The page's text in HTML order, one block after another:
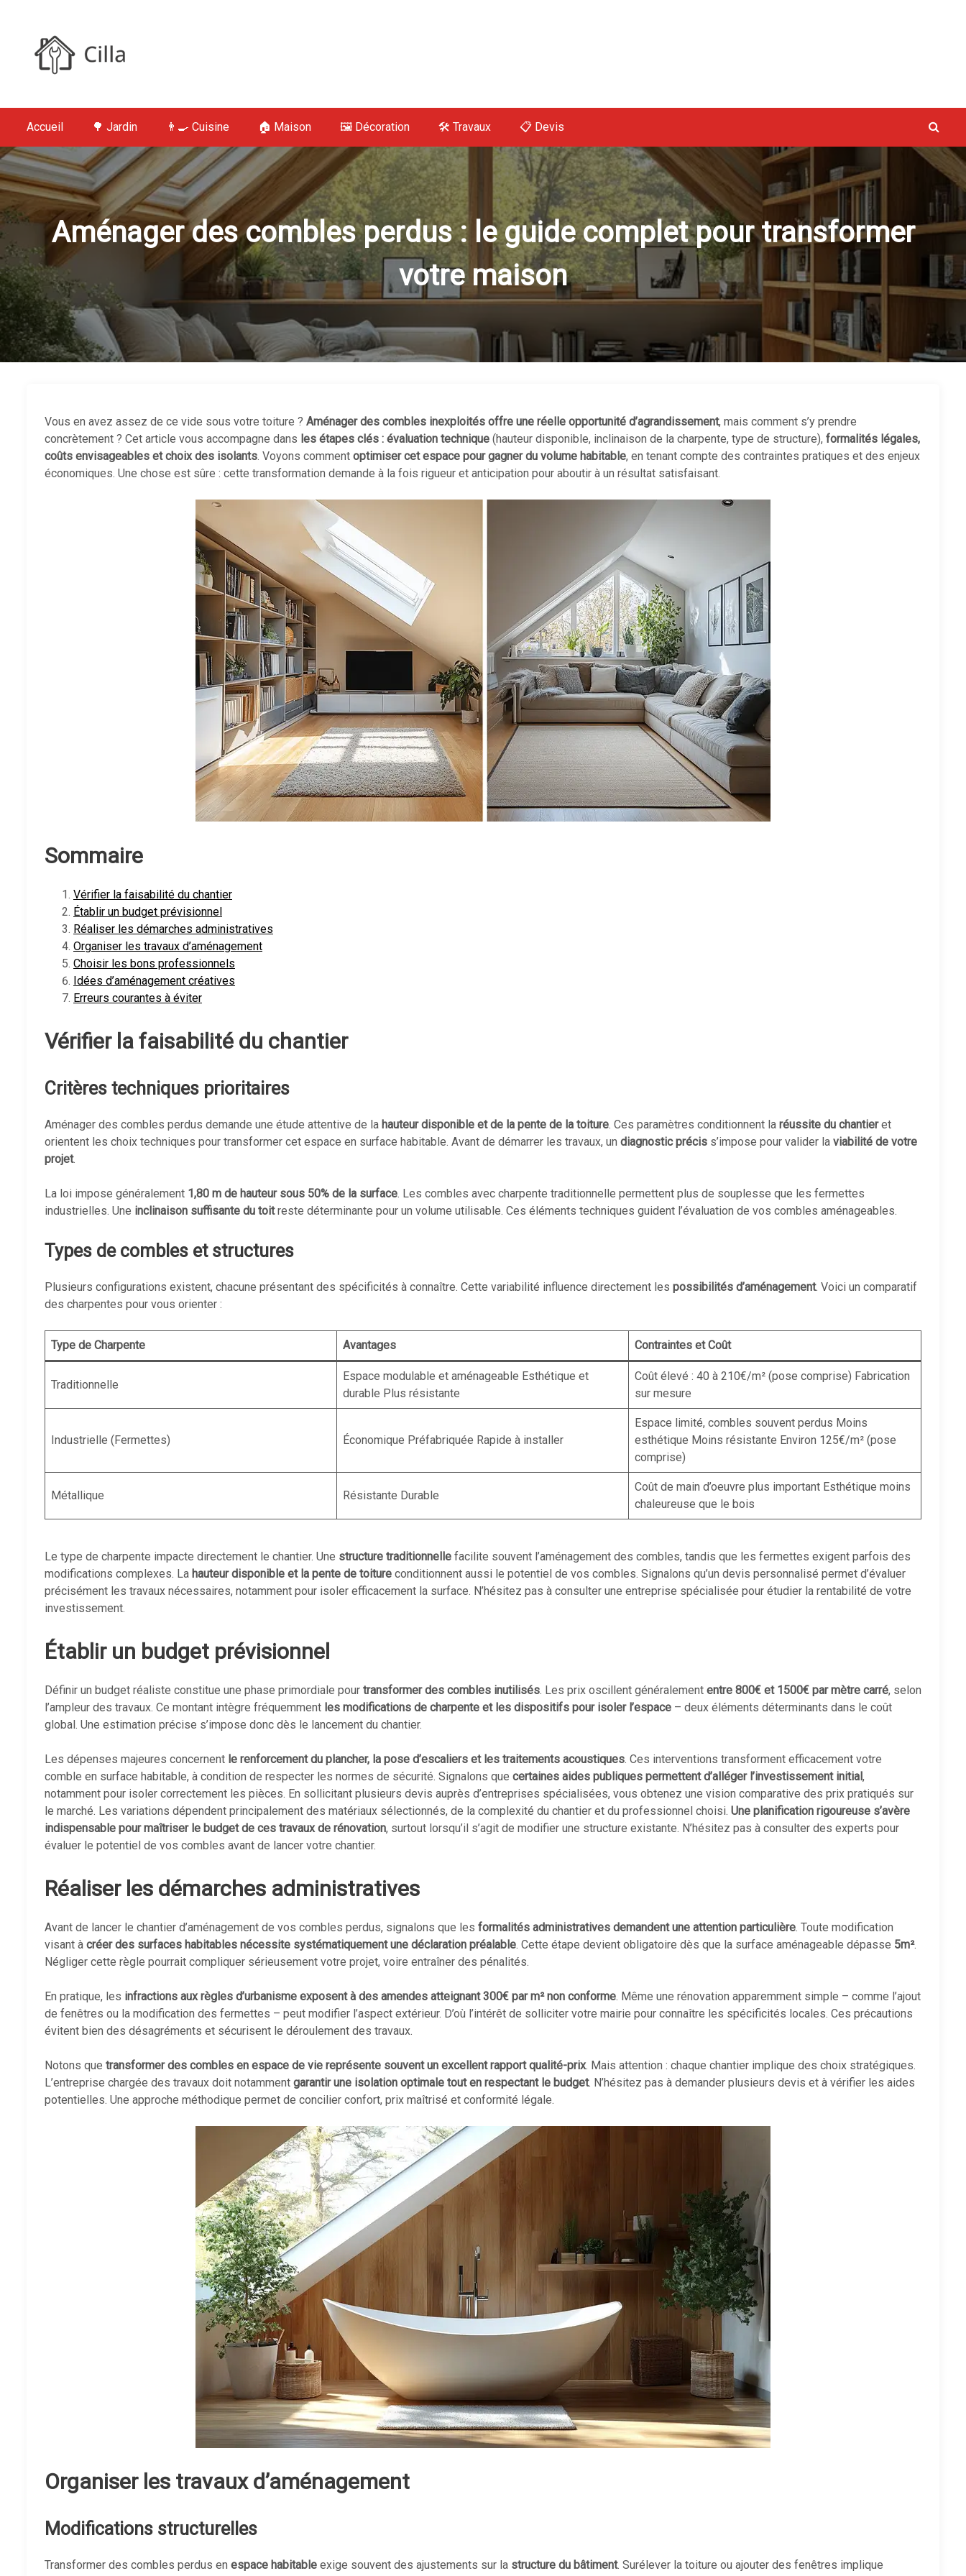
c
n
t
e
n
t
Cilla : Jardin, Maison, Déco, Travaux
Accueil 🌳 Jardin 👨‍🍳 Cuisine 🏠 Maison 🖼️ Décoration 🛠 Travaux 📋 Devis
Aménager des combles perdus : le guide complet pour transformer
votre maison
Vous en avez assez de ce vide sous votre toiture ? Aménager des combles inexploités offre une réelle opportunité d’agrandissement, mais comment s’y prendre
concrètement ? Cet article vous accompagne dans les étapes clés : évaluation technique (hauteur disponible, inclinaison de la charpente, type de structure), formalités légales,
coûts envisageables et choix des isolants. Voyons comment optimiser cet espace pour gagner du volume habitable, en tenant compte des contraintes pratiques et des enjeux
économiques. Une chose est sûre : cette transformation demande à la fois rigueur et anticipation pour aboutir à un résultat satisfaisant.
Sommaire
Vérifier la faisabilité du chantier
Établir un budget prévisionnel
Réaliser les démarches administratives
Organiser les travaux d’aménagement
Choisir les bons professionnels
Idées d’aménagement créatives
Erreurs courantes à éviter
Vérifier la faisabilité du chantier
Critères techniques prioritaires
Aménager des combles perdus demande une étude attentive de la hauteur disponible et de la pente de la toiture. Ces paramètres conditionnent la réussite du chantieret
orientent les choix techniques pour transformer cet espace en surface habitable. Avant de démarrer les travaux, un diagnostic précis s’impose pour valider la viabilité de votre
projet.
La loi impose généralement 1,80 m de hauteur sous 50% de la surface. Les combles avec charpente traditionnelle permettent plus de souplesse que les fermettes
industrielles. Une inclinaison suffisante du toitreste déterminante pour un volume utilisable. Ces éléments techniques guident l’évaluation de vos combles aménageables.
Types de combles et structures
Plusieurs configurations existent, chacune présentant des spécificités à connaître. Cette variabilité influence directement les possibilités d’aménagement. Voici un comparatif
des charpentes pour vous orienter :
Type de Charpente Avantages Contraintes et Coût
Traditionnelle
Espace modulable et aménageable Esthétique et
durable Plus résistante
Coût élevé : 40 à 210€/m² (pose comprise) Fabrication
sur mesure
Industrielle (Fermettes) Économique Préfabriquée Rapide à installer
Espace limité, combles souvent perdus Moins
esthétique Moins résistante Environ 125€/m² (pose
comprise)
Métallique Résistante Durable
Coût de main d’oeuvre plus important Esthétique moins
chaleureuse que le bois
Le type de charpente impacte directement le chantier. Une structure traditionnelle facilite souvent l’aménagement des combles, tandis que les fermettes exigent parfois des
modifications complexes. La hauteur disponible et la pente de toiture conditionnent aussi le potentiel de vos combles. Signalons qu’un devis personnalisé permet d’évaluer
précisément les travaux nécessaires, notamment pour isoler efficacement la surface. N’hésitez pas à consulter une entreprise spécialisée pour étudier la rentabilité de votre
investissement.
Établir un budget prévisionnel
Définir un budget réaliste constitue une phase primordiale pour transformer des combles inutilisés. Les prix oscillent généralement entre 800€ et 1500€ par mètre carré, selon
l’ampleur des travaux. Ce montant intègre fréquemment les modifications de charpente et les dispositifs pour isoler l’espace – deux éléments déterminants dans le coût
global. Une estimation précise s’impose donc dès le lancement du chantier.
Les dépenses majeures concernent le renforcement du plancher, la pose d’escaliers et les traitements acoustiques. Ces interventions transforment efficacement votre
comble en surface habitable, à condition de respecter les normes de sécurité. Signalons que certaines aides publiques permettent d’alléger l’investissement initial,
notamment pour isoler correctement les pièces. En sollicitant plusieurs devis auprès d’entreprises spécialisées, vous obtenez une vision comparative des prix pratiqués sur
le marché. Les variations dépendent principalement des matériaux sélectionnés, de la complexité du chantier et du professionnel choisi. Une planification rigoureuse s’avère
indispensable pour maîtriser le budget de ces travaux de rénovation, surtout lorsqu’il s’agit de modifier une structure existante. N’hésitez pas à consulter des experts pour
évaluer le potentiel de vos combles avant de lancer votre chantier.
Réaliser les démarches administratives
Avant de lancer le chantier d’aménagement de vos combles perdus, signalons que les formalités administratives demandent une attention particulière. Toute modification
visant à créer des surfaces habitables nécessite systématiquement une déclaration préalable. Cette étape devient obligatoire dès que la surface aménageable dépasse 5m².
Négliger cette règle pourrait compliquer sérieusement votre projet, voire entraîner des pénalités.
En pratique, les infractions aux règles d’urbanisme exposent à des amendes atteignant 300€ par m² non conforme. Même une rénovation apparemment simple – comme l’ajout
de fenêtres ou la modification des fermettes – peut modifier l’aspect extérieur. D’où l’intérêt de solliciter votre mairie pour connaître les spécificités locales. Ces précautions
évitent bien des désagréments et sécurisent le déroulement des travaux.
Notons que transformer des combles en espace de vie représente souvent un excellent rapport qualité-prix. Mais attention : chaque chantier implique des choix stratégiques.
L’entreprise chargée des travaux doit notamment garantir une isolation optimale tout en respectant le budget. N’hésitez pas à demander plusieurs devis et à vérifier les aides
potentielles. Une approche méthodique permet de concilier confort, prix maîtrisé et conformité légale.
Organiser les travaux d’aménagement
Modifications structurelles
Transformer des combles perdus en espace habitable exige souvent des ajustements sur la structure du bâtiment. Surélever la toiture ou ajouter des fenêtres implique